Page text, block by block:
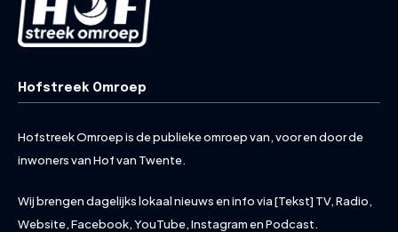
Hofstreek Omroep
Hofstreek Omroep is de publieke omroep van, voor en door de
inwoners van Hof van Twente.
Wij brengen dagelijks lokaal nieuws en info via [Tekst] TV, Radio,
Website, Facebook, YouTube, Instagram en Podcast.